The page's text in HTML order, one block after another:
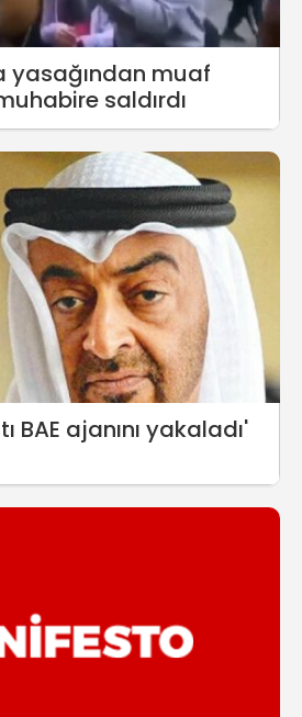
yasağından muaf
saldırdı
BAE ajanını yakaladı'